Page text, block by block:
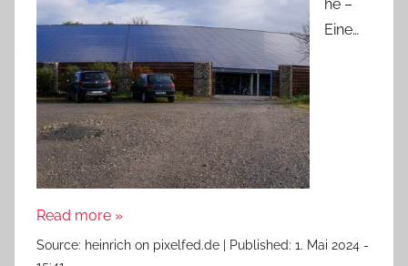
he –
Eine…
Read more »
Source: heinrich on pixelfed.de Published: 1. Mai 2024 -